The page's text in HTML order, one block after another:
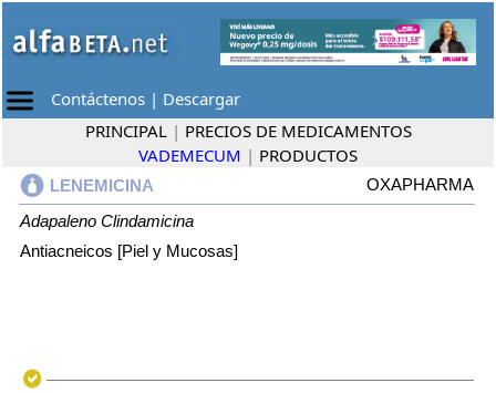
Contáctenos | Descargar
PRINCIPAL | PRECIOS DE MEDICAMENTOS
VADEMECUM | PRODUCTOS
LENEMICINA
OXAPHARMA
Adapaleno Clindamicina
Antiacneicos [Piel y Mucosas]